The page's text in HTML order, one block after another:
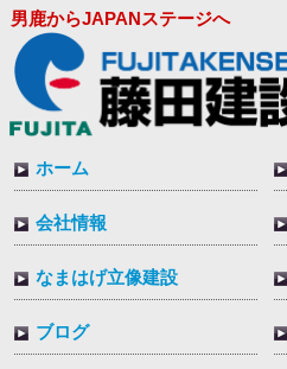
男鹿からJAPANステージへ
ホーム
会社情報
なまはげ立像建設
ブログ